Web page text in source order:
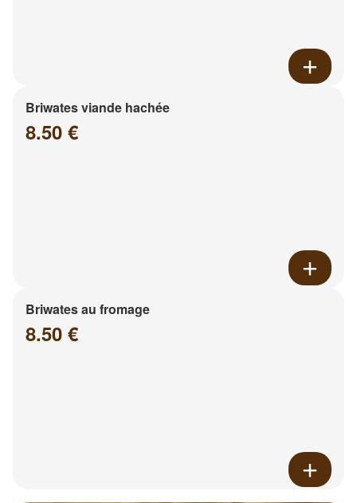
Briwates viande hachée
8.50 €
Briwates au fromage
8.50 €